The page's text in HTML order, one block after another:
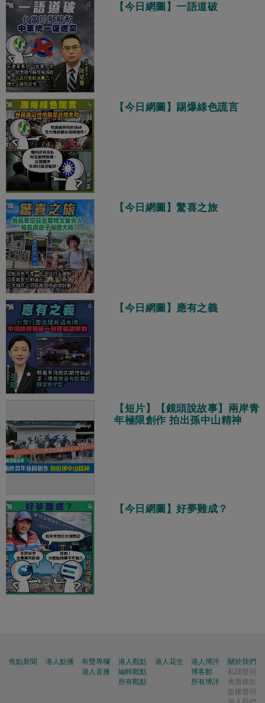
【今日網圖】一語道破
【今日網圖】踢爆綠色謊言
【今日網圖】驚喜之旅
【今日網圖】應有之義
【短片】【鏡頭說故事】兩岸青
年極限創作 拍出孫中山精神
【今日網圖】好夢難成？
焦點新聞 港人點播
有聲專欄
港人直播
港人觀點
編輯觀點
所有觀點
港人花生
港人博評
博客館
所有博評
關於我們
私隱聲明
免責條款
版權聲明